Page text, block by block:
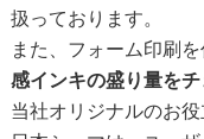
扱っております。
また、フォーム印刷
感インキの盛り量を
当社オリジナルのお役